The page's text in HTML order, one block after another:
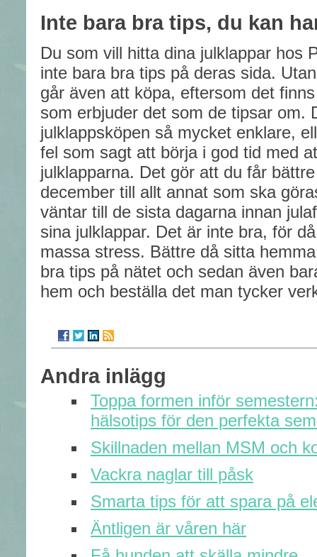
Inte bara bra tips, du kan
Du som vill hitta dina julklappar hos
inte bara bra tips på deras sida.
går även att köpa, eftersom det
som erbjuder det som de tipsar om.
julklappsköpen så mycket enklare,
fel som sagt att börja i god tid med
julklapparna. Det gör att du får
december till allt annat som ska
väntar till de sista dagarna innan
sina julklappar. Det är inte bra, för
massa stress. Bättre då sitta
bra tips på nätet och sedan även
hem och beställa det man tycker
Andra inlägg
Toppa formen inför
hälsotips för den perfekta
Skillnaden mellan MSM och
Vackra naglar till påsk
Smarta tips för att spara på
Äntligen är våren här